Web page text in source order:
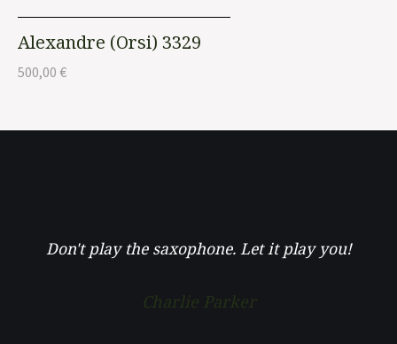
Alexandre (Orsi) 3329
500,00 €
Don't play the saxophone. Let it play you!
Charlie Parker